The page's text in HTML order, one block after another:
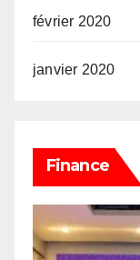
février 2020
janvier 2020
Finance